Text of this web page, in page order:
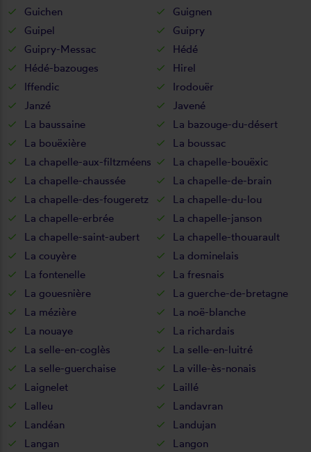
Guichen
Guignen
Guipel
Guipry
Guipry-Messac
Hédé
Hédé-bazouges
Hirel
Iffendic
Irodouër
Janzé
Javené
La baussaine
La bazouge-du-désert
La bouëxière
La boussac
La chapelle-aux-filtzméens
La chapelle-bouëxic
La chapelle-chaussée
La chapelle-de-brain
La chapelle-des-fougeretz
La chapelle-du-lou
La chapelle-erbrée
La chapelle-janson
La chapelle-saint-aubert
La chapelle-thouarault
La couyère
La dominelais
La fontenelle
La fresnais
La gouesnière
La guerche-de-bretagne
La mézière
La noë-blanche
La nouaye
La richardais
La selle-en-coglès
La selle-en-luitré
La selle-guerchaise
La ville-ès-nonais
Laignelet
Laillé
Lalleu
Landavran
Landéan
Landujan
Langan
Langon